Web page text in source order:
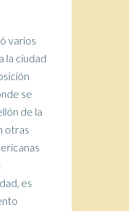
varios
la ciudad
se
de la
otras
es